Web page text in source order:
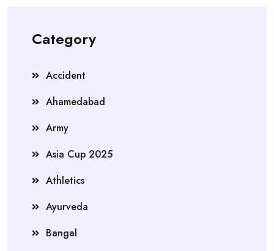
Category
Accident
Ahamedabad
Army
Asia Cup 2025
Athletics
Ayurveda
Bangal